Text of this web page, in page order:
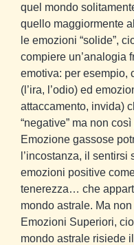
quel mondo
quello maggiormente
le emozioni “solide”,
compiere un’analogia
emotiva: per esempio,
(l’ira, l’odio) ed
attaccamento, invida)
“negative” ma non
Emozione gassose
l’incostanza, il
emozioni positive
tenerezza… che
mondo astrale. Ma
Emozioni Superiori,
mondo astrale risiede